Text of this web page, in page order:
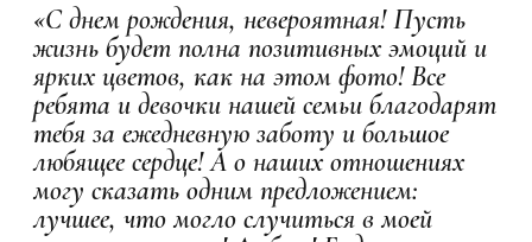
«С днем рождения, невероятная! Пусть
жизнь будет полна позитивных эмоций и
ярких цветов, как на этом фото! Все
ребята и девочки нашей семьи благодарят
тебя за ежедневную заботу и большое
любящее сердце! А о наших отношениях
могу сказать одним предложением:
лучшее, что могло случиться в моей